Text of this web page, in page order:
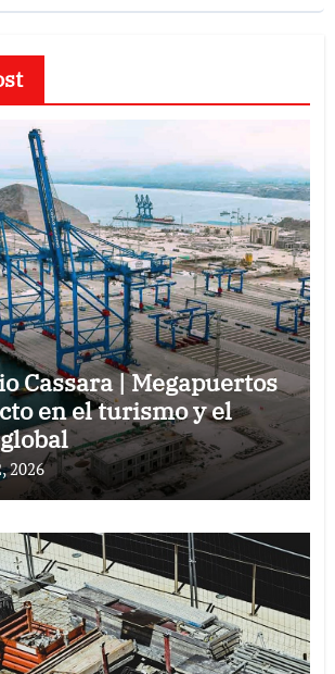
Cassara | Megapuertos
en el turismo y el
2026